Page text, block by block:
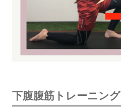
下腹腹筋トレーニング